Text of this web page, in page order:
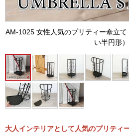
AM-1025 女性人気のプリティー傘立
い半円形）
大人インテリアとして人気のプリティ